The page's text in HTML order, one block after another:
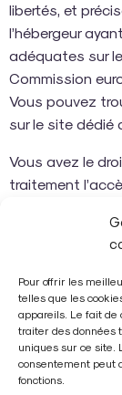
Pour offrir les
telles que les
appareils. Le fait de
traiter des données
uniques sur ce site.
consentement peut
fonctions.
libertés, et
l’hébergeur
adéquates sur
Commission
Vous pouvez
sur le site dédié
Vous avez le
traitement
du traitement
de s’opposer
Ces droits
écrite
Vous avez
auprès de